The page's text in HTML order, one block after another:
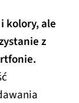
kolory, ale
z